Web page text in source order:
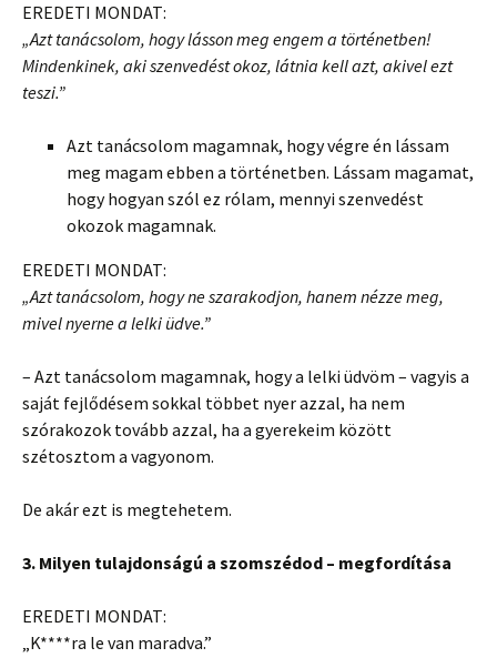
EREDETI MONDAT:
„Azt tanácsolom, hogy lásson meg engem a történetben!
Mindenkinek, aki szenvedést okoz, látnia kell azt, akivel ezt
teszi.”
Azt tanácsolom magamnak, hogy végre én lássam
meg magam ebben a történetben. Lássam magamat,
hogy hogyan szól ez rólam, mennyi szenvedést
okozok magamnak.
EREDETI MONDAT:
„Azt tanácsolom, hogy ne szarakodjon, hanem nézze meg,
mivel nyerne a lelki üdve.”
– Azt tanácsolom magamnak, hogy a lelki üdvöm – vagyis a
saját fejlődésem sokkal többet nyer azzal, ha nem
szórakozok tovább azzal, ha a gyerekeim között
szétosztom a vagyonom.
De akár ezt is megtehetem.
3. Milyen tulajdonságú a szomszédod – megfordítása
EREDETI MONDAT:
„K****ra le van maradva.”